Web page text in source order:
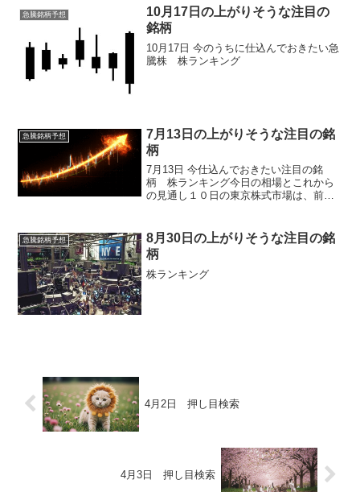
急騰銘柄予想
10月17日の上がりそうな注目の
銘柄
10月17日 今のうちに仕込んでおきたい急
騰株 株ランキング
急騰銘柄予想
7月13日の上がりそうな注目の銘
柄
7月13日 今仕込んでおきたい注目の銘
柄 株ランキング今日の相場とこれから
の見通し１０日の東京株式市場は、前日
に続伸しました。朝方から買いが優勢と
なり、韓国市場の堅調な...
急騰銘柄予想
8月30日の上がりそうな注目の銘
柄
株ランキング
4月2日 押し目検索
4月3日 押し目検索